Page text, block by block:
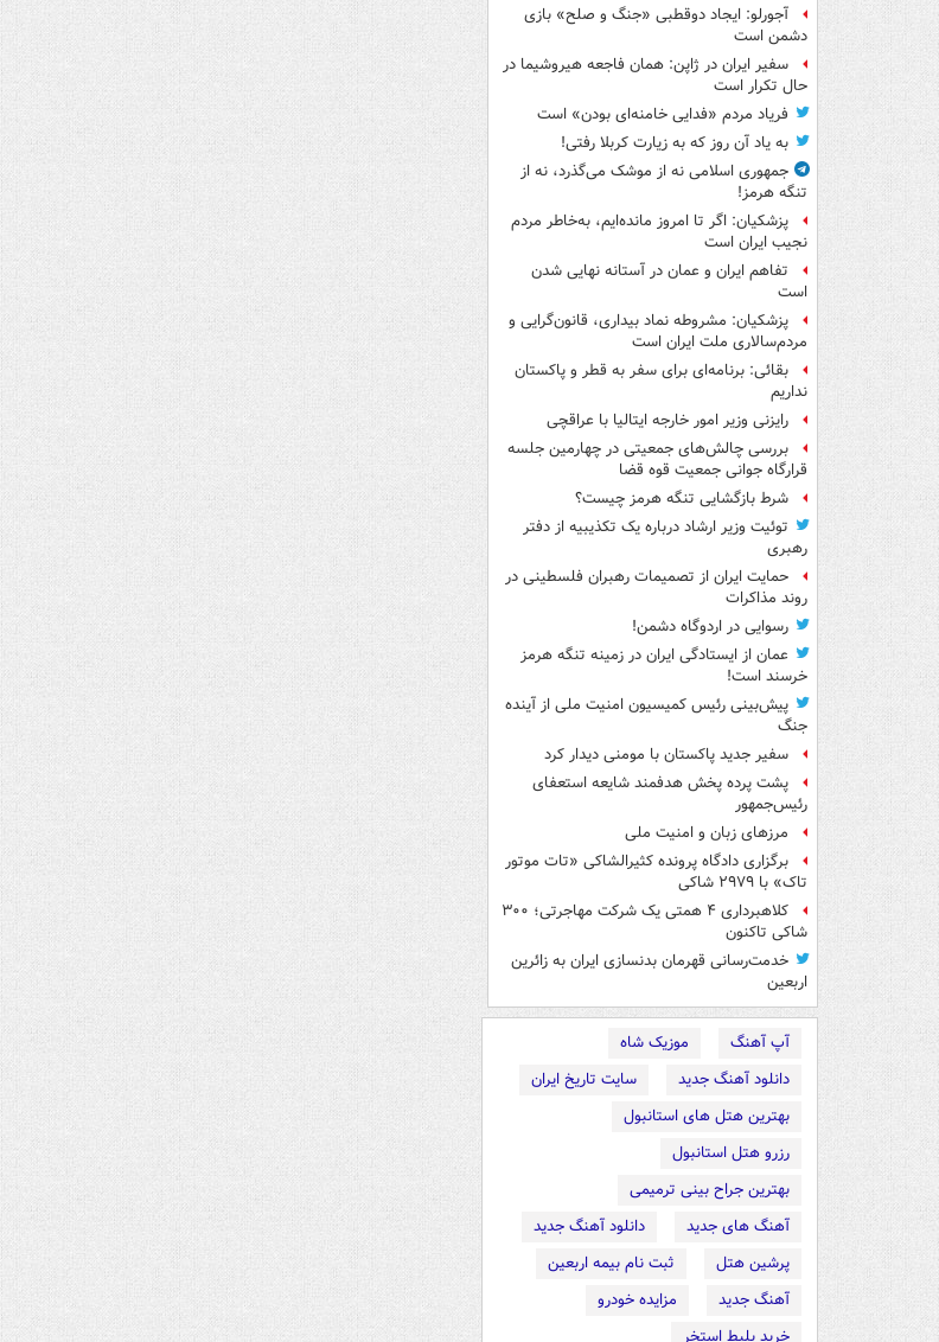
آجورلو: ایجاد دوقطبی «جنگ و صلح‌» بازی
دشمن است
سفیر ایران در ژاپن: همان فاجعه هیروشیما در
حال تکرار است
فریاد مردم «فدایی خامنه‌ای بودن» است
به یاد آن روز که به زیارت کربلا رفتی!
جمهوری اسلامی نه از موشک می‌گذرد، نه از
تنگه هرمز!
پزشکیان: اگر تا امروز مانده‌ایم، به‌خاطر مردم
نجیب ایران است
تفاهم ایران و عمان در آستانه نهایی شدن
است
پزشکیان: مشروطه نماد بیداری، قانون‌گرایی و
مردم‌سالاری ملت ایران است
بقائی: برنامه‌ای برای سفر به قطر و پاکستان
نداریم
رایزنی وزیر امور خارجه ایتالیا با عراقچی
بررسی چالش‌های جمعیتی در چهارمین جلسه
قرارگاه جوانی جمعیت قوه قضا
شرط بازگشایی تنگه هرمز چیست؟
توئیت وزیر ارشاد درباره یک تکذیبیه از دفتر
رهبری
حمایت ایران از تصمیمات رهبران فلسطینی در
روند مذاکرات
رسوایی در اردوگاه دشمن!
عمان از ایستادگی ایران در زمینه تنگه هرمز
خرسند است!
پیش‌بینی رئیس کمیسیون امنیت ملی از آینده
جنگ
سفیر جدید پاکستان با مومنی دیدار کرد
پشت پرده پخش هدفمند شایعه استعفای
رئیس‌جمهور
مرزهای زبان و امنیت ملی
برگزاری دادگاه پرونده کثیرالشاکی «تات موتور
تاک» با ۲۹۷۹ شاکی
کلاهبرداری ۴ همتی یک شرکت مهاجرتی؛ ۳۰۰
شاکی تاکنون
خدمت‌رسانی قهرمان بدنسازی ایران به زائرین
اربعین
آپ آهنگ
موزیک شاه
دانلود آهنگ جدید
سایت تاریخ ایران
بهترین هتل های استانبول
رزرو هتل استانبول
بهترین جراح بینی ترمیمی
آهنگ های جدید
دانلود آهنگ جدید
پرشین هتل
ثبت نام بیمه اربعین
آهنگ جدید
مزایده خودرو